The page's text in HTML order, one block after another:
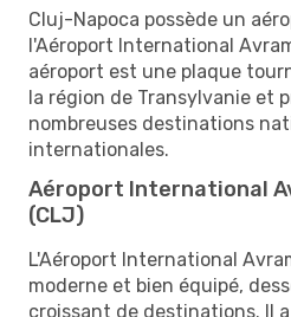
Cluj-Napoca possède un
l'Aéroport International
aéroport est une plaque
la région de Transylvanie et
nombreuses destinations
internationales.
Aéroport International
(CLJ)
L'Aéroport International
moderne et bien équipé,
croissant de destinations. Il